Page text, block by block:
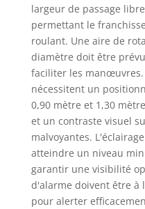
largeur de passage
permettant le
roulant. Une aire de
diamètre doit être
faciliter les manœuvres.
nécessitent un
0,90 mètre et 1,30
et un contraste visuel
malvoyantes.
atteindre un niveau
garantir une visibilité
d'alarme doivent être à
pour alerter